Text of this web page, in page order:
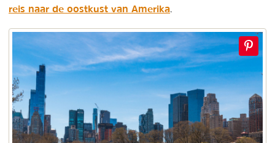
reis naar de oostkust van Amerika